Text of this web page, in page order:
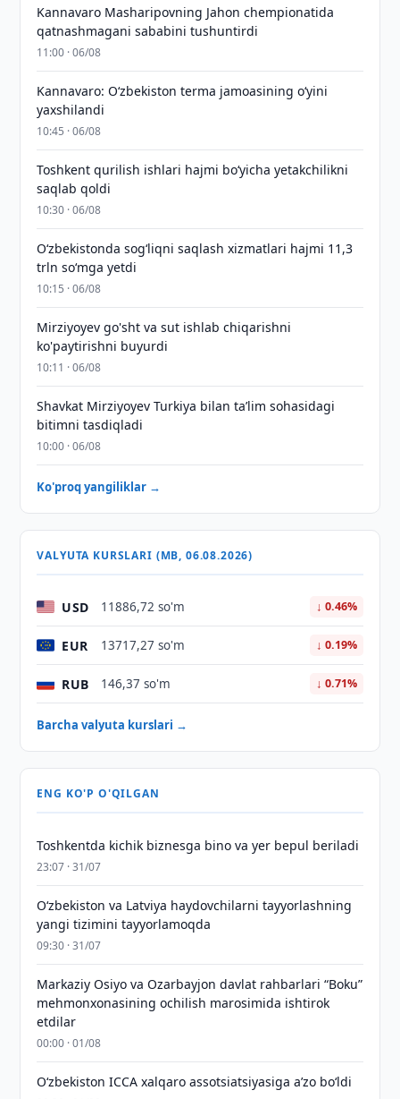
Kannavaro Masharipovning Jahon chempionatida
qatnashmagani sababini tushuntirdi
11:00 · 06/08
Kannavaro: O‘zbekiston terma jamoasining o‘yini
yaxshilandi
10:45 · 06/08
Toshkent qurilish ishlari hajmi bo‘yicha yetakchilikni
saqlab qoldi
10:30 · 06/08
O‘zbekistonda sog‘liqni saqlash xizmatlari hajmi 11,3
trln so‘mga yetdi
10:15 · 06/08
Mirziyoyev go'sht va sut ishlab chiqarishni
ko'paytirishni buyurdi
10:11 · 06/08
Shavkat Mirziyoyev Turkiya bilan taʼlim sohasidagi
bitimni tasdiqladi
10:00 · 06/08
Ko'proq yangiliklar →
VALYUTA KURSLARI (MB, 06.08.2026)
USD 11886,72 so'm ↓ 0.46%
EUR 13717,27 so'm ↓ 0.19%
RUB 146,37 so'm ↓ 0.71%
Barcha valyuta kurslari →
ENG KO'P O'QILGAN
Toshkentda kichik biznesga bino va yer bepul beriladi
23:07 · 31/07
Oʻzbekiston va Latviya haydovchilarni tayyorlashning
yangi tizimini tayyorlamoqda
09:30 · 31/07
Markaziy Osiyo va Ozarbayjon davlat rahbarlari “Boku”
mehmonxonasining ochilish marosimida ishtirok
etdilar
00:00 · 01/08
O‘zbekiston ICCA xalqaro assotsiatsiyasiga aʼzo bo‘ldi